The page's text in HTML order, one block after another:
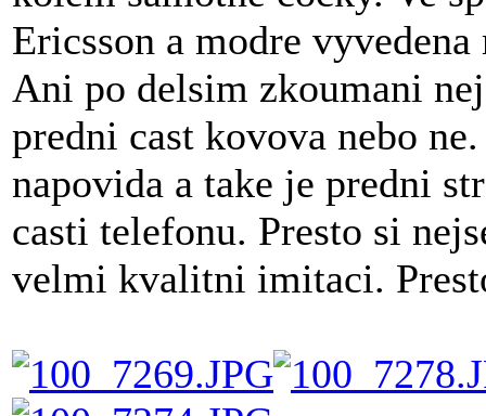
Ericsson a modre
Ani po delsim zkoumani
predni cast kovova nebo
napovida a take je predni
casti telefonu. Presto si
velmi kvalitni imitaci.